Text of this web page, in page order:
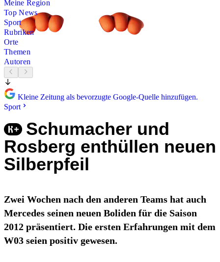
Meine Region
Top News
Sport
Rubriken
Orte
Themen
Autoren
Kleine Zeitung als bevorzugte Google-Quelle hinzufügen.
Sport
Schumacher und
Rosberg enthüllen neuen
Silberpfeil
Zwei Wochen nach den anderen Teams hat auch
Mercedes seinen neuen Boliden für die Saison
2012 präsentiert. Die ersten Erfahrungen mit dem
W03 seien positiv gewesen.